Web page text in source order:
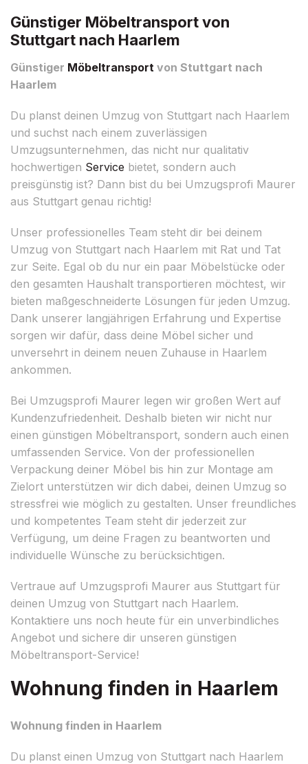
Günstiger Möbeltransport von
Stuttgart nach Haarlem
Günstiger Möbeltransport von Stuttgart nach
Haarlem
Du planst deinen Umzug von Stuttgart nach Haarlem
und suchst nach einem zuverlässigen
Umzugsunternehmen, das nicht nur qualitativ
hochwertigen Service bietet, sondern auch
preisgünstig ist? Dann bist du bei Umzugsprofi Maurer
aus Stuttgart genau richtig!
Unser professionelles Team steht dir bei deinem
Umzug von Stuttgart nach Haarlem mit Rat und Tat
zur Seite. Egal ob du nur ein paar Möbelstücke oder
den gesamten Haushalt transportieren möchtest, wir
bieten maßgeschneiderte Lösungen für jeden Umzug.
Dank unserer langjährigen Erfahrung und Expertise
sorgen wir dafür, dass deine Möbel sicher und
unversehrt in deinem neuen Zuhause in Haarlem
ankommen.
Bei Umzugsprofi Maurer legen wir großen Wert auf
Kundenzufriedenheit. Deshalb bieten wir nicht nur
einen günstigen Möbeltransport, sondern auch einen
umfassenden Service. Von der professionellen
Verpackung deiner Möbel bis hin zur Montage am
Zielort unterstützen wir dich dabei, deinen Umzug so
stressfrei wie möglich zu gestalten. Unser freundliches
und kompetentes Team steht dir jederzeit zur
Verfügung, um deine Fragen zu beantworten und
individuelle Wünsche zu berücksichtigen.
Vertraue auf Umzugsprofi Maurer aus Stuttgart für
deinen Umzug von Stuttgart nach Haarlem.
Kontaktiere uns noch heute für ein unverbindliches
Angebot und sichere dir unseren günstigen
Möbeltransport-Service!
Wohnung finden in Haarlem
Wohnung finden in Haarlem
Du planst einen Umzug von Stuttgart nach Haarlem